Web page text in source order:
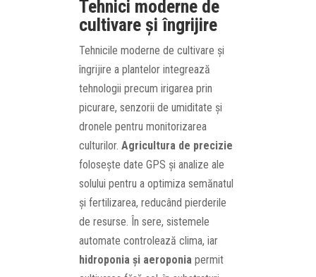
Tehnici moderne de
cultivare și îngrijire
Tehnicile moderne de cultivare și
îngrijire a plantelor integrează
tehnologii precum irigarea prin
picurare, senzorii de umiditate și
dronele pentru monitorizarea
culturilor. Agricultura de precizie
folosește date GPS și analize ale
solului pentru a optimiza semănatul
și fertilizarea, reducând pierderile
de resurse. În sere, sistemele
automate controlează clima, iar
hidroponia și aeroponia permit